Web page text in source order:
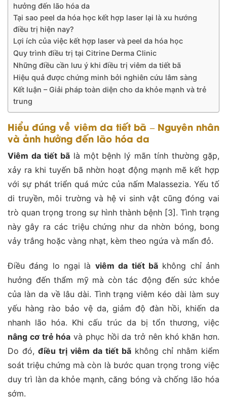
hưởng đến lão hóa da
Tại sao peel da hóa học kết hợp laser lại là xu hướng
điều trị hiện nay?
Lợi ích của việc kết hợp laser và peel da hóa học
Quy trình điều trị tại Citrine Derma Clinic
Những điều cần lưu ý khi điều trị viêm da tiết bã
Hiệu quả được chứng minh bởi nghiên cứu lâm sàng
Kết luận – Giải pháp toàn diện cho da khỏe mạnh và trẻ
trung
Hiểu đúng về viêm da tiết bã – Nguyên nhân
và ảnh hưởng đến lão hóa da
Viêm da tiết bãlà một bệnh lý mãn tính thường gặp,
xảy ra khi tuyến bã nhờn hoạt động mạnh mẽ kết hợp
với sự phát triển quá mức của nấm Malassezia. Yếu tố
di truyền, môi trường và hệ vi sinh vật cũng đóng vai
trò quan trọng trong sự hình thành bệnh [3]. Tình trạng
này gây ra các triệu chứng như da nhờn bóng, bong
vảy trắng hoặc vàng nhạt, kèm theo ngứa và mẩn đỏ.
Điều đáng lo ngại là viêm da tiết bãkhông chỉ ảnh
hưởng đến thẩm mỹ mà còn tác động đến sức khỏe
của làn da về lâu dài. Tình trạng viêm kéo dài làm suy
yếu hàng rào bảo vệ da, giảm độ đàn hồi, khiến da
nhanh lão hóa. Khi cấu trúc da bị tổn thương, việc
nâng cơ trẻ hóa và phục hồi da trở nên khó khăn hơn.
Do đó, điều trị viêm da tiết bã không chỉ nhằm kiểm
soát triệu chứng mà còn là bước quan trọng trong việc
duy trì làn da khỏe mạnh, căng bóng và chống lão hóa
sớm.